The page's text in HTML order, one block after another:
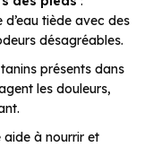
tiède avec des
désagréables.
présents dans
les douleurs,
aide à nourrir et